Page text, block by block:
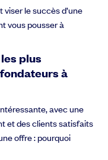
viser le succès d’une
vous pousser à
plus
à
avec une
et des clients satisfaits
offre : pourquoi